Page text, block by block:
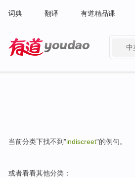
词典 翻译 有道精品课
中
当前分类下找不到"indiscreet"的例句。
或者看看其他分类：